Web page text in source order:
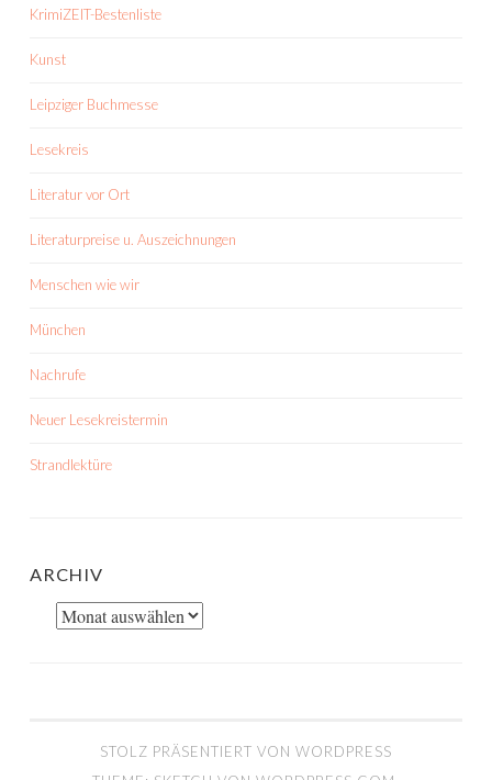
KrimiZEIT-Bestenliste
Kunst
Leipziger Buchmesse
Lesekreis
Literatur vor Ort
Literaturpreise u. Auszeichnungen
Menschen wie wir
München
Nachrufe
Neuer Lesekreistermin
Strandlektüre
ARCHIV
Archiv
STOLZ PRÄSENTIERT VON WORDPRESS